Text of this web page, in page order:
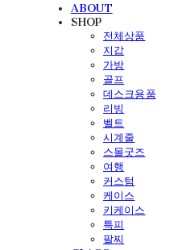
ABOUT
SHOP
전체상품
지갑
가방
골프
데스크용품
리빙
벨트
시계줄
스몰굿즈
여행
커스텀
케이스
키케이스
특피
팔찌